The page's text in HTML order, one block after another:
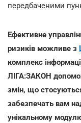
передбаченими
Ефективне
ризиків можливе з
комплекс
ЛІГА:ЗАКОН
змін, що
забезпечать вам
унікальному